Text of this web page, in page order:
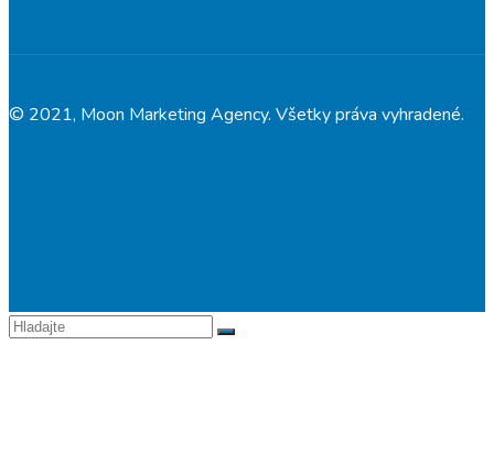
© 2021, Moon Marketing Agency. Všetky práva vyhradené.